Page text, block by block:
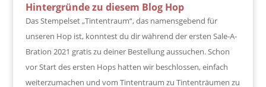
Hintergründe zu diesem Blog Hop
Das Stempelset „Tintentraum“, das namensgebend für
unseren Hop ist, konntest du dir während der ersten Sale-A-
Bration 2021 gratis zu deiner Bestellung aussuchen. Schon
vor Start des ersten Hops hatten wir beschlossen, einfach
weiterzumachen und vom Tintentraum zu Tintenträumen zu